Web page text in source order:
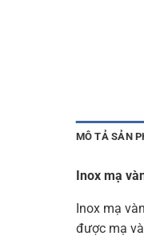
MÔ TẢ SẢN
Inox mạ
Inox mạ
được mạ